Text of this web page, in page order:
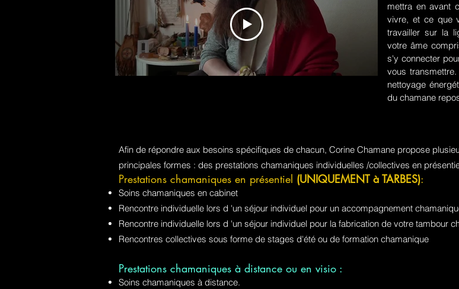
mettra en avant
vivre, et ce que
travailler sur la
votre âme
s'y connecter
vous
nettoyage
du chamane
Afin de répondre aux besoins spécifiques de chacun, Corine Chamane propose
principales formes : des prestations chamaniques individuelles /collectives en
Prestations chamaniques en présentiel (UNIQUEMENT à TARBES):
Soins chamaniques en cabinet
Rencontre individuelle lors d 'un séjour individuel pour un accompagnement
Rencontre individuelle lors d 'un séjour individuel pour la fabrication de votre tambour
Rencontres collectives sous forme de stages d'été ou de formation chamanique
Prestations chamaniques à distance ou en visio :
Soins chamaniques à distance.